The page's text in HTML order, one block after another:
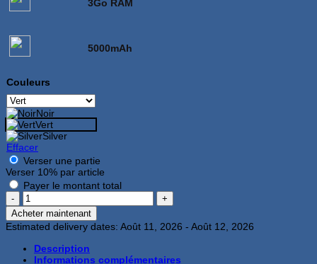
3Go RAM
5000mAh
Couleurs
Noir
Vert
Silver
Effacer
Verser une partie
Verser 10% par article
Payer le montant total
quantité
de
Tecno
Spark
2024
Acheter maintenant
Estimated delivery dates: Août 11, 2026 - Août 12, 2026
Description
Informations complémentaires